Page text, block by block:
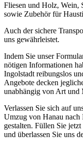
Fliesen und Holz, Wein,
sowie Zubehör für
Auch der sichere
uns gewährleistet.
Indem Sie unser
nötigen Informationen
Ingolstadt reibungslos
Angebote decken
unabhängig von Art und
Verlassen Sie sich auf
Umzug von Hanau nach
gestalten. Füllen Sie
und überlassen Sie uns